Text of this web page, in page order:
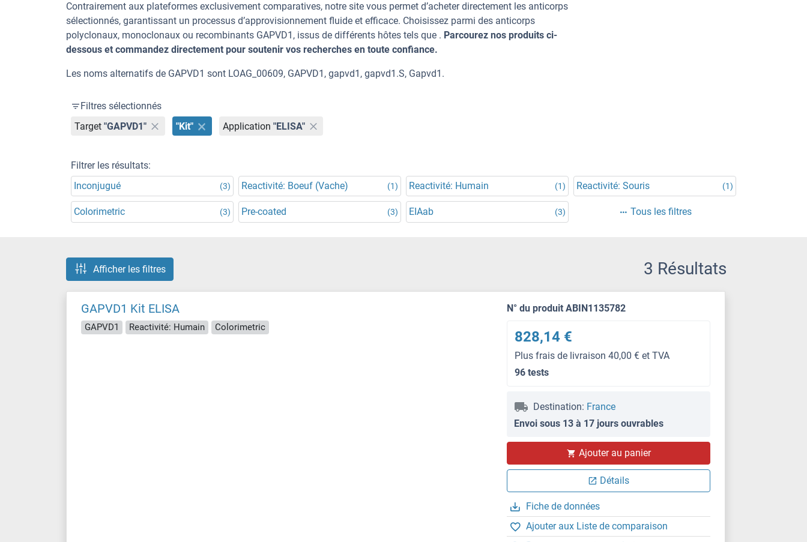
Contrairement aux plateformes exclusivement comparatives, notre site vous permet d’acheter directement les anticorps
sélectionnés, garantissant un processus d’approvisionnement fluide et efficace. Choisissez parmi des anticorps
polyclonaux, monoclonaux ou recombinants GAPVD1, issus de différents hôtes tels que . Parcourez nos produits ci-
dessous et commandez directement pour soutenir vos recherches en toute confiance.
Les noms alternatifs de GAPVD1 sont LOAG_00609, GAPVD1, gapvd1, gapvd1.S, Gapvd1.
Filtres sélectionnés
Target "GAPVD1" "Kit" Application "ELISA"
Filtrer les résultats:
Inconjugué
(3) Reactivité: Boeuf (Vache) (1) Reactivité: Humain (1) Reactivité: Souris (1)
Colorimetric (3) Pre-coated (3) EIAab (3) Tous les filtres
Afficher les filtres 3 Résultats
GAPVD1 Kit ELISA
GAPVD1 Reactivité: Humain Colorimetric
N° du produit ABIN1135782
828,14 €
Plus frais de livraison 40,00 € et TVA
96 tests
Destination: France
Envoi sous 13 à 17 jours ouvrables
Ajouter au panier
Détails
Fiche de données
Ajouter aux Liste de comparaison